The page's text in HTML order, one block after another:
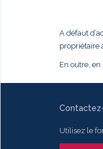
A défaut
propriétaire
En outre,
Utilisez le